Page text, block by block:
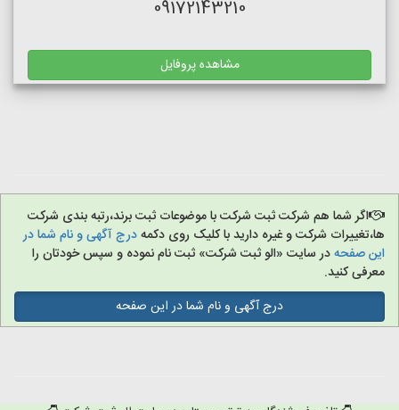
09172143210
مشاهده پروفایل
اگر شما هم شرکت ثبت شرکت با موضوعات ثبت برند،رتبه بندی شرکت
ها،تغییرات شرکت و غیره دارید با کلیک روی دکمهدرج آگهی و نام شما در
این صفحهدر سایت «الو ثبت شرکت» ثبت نام نموده و سپس خودتان را
معرفی کنید.
درج آگهی و نام شما در این صفحه